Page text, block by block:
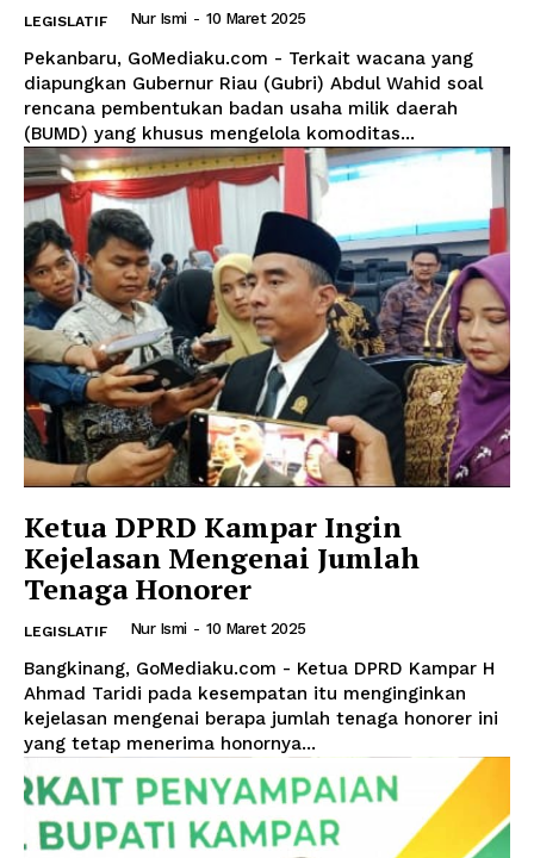
LEGISLATIF Nur Ismi - 10 Maret 2025
Pekanbaru, GoMediaku.com - Terkait wacana yang
diapungkan Gubernur Riau (Gubri) Abdul Wahid soal
rencana pembentukan badan usaha milik daerah
(BUMD) yang khusus mengelola komoditas...
Ketua DPRD Kampar Ingin
Kejelasan Mengenai Jumlah
Tenaga Honorer
LEGISLATIF Nur Ismi - 10 Maret 2025
Bangkinang, GoMediaku.com - Ketua DPRD Kampar H
Ahmad Taridi pada kesempatan itu menginginkan
kejelasan mengenai berapa jumlah tenaga honorer ini
yang tetap menerima honornya...